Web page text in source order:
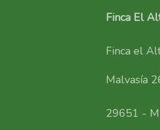
Finca El
Finca el
Malvasía
29651 -